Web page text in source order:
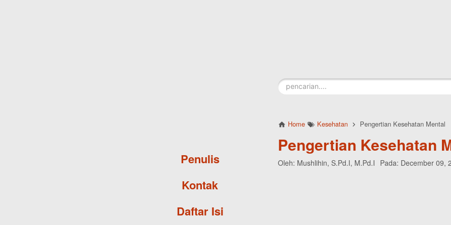
Penulis
Kontak
Daftar Isi
Home Kesehatan Pengertian Kesehatan Mental
Pengertian Kesehatan
Oleh: Mushlihin, S.Pd.I, M.Pd.I Pada: December 09,